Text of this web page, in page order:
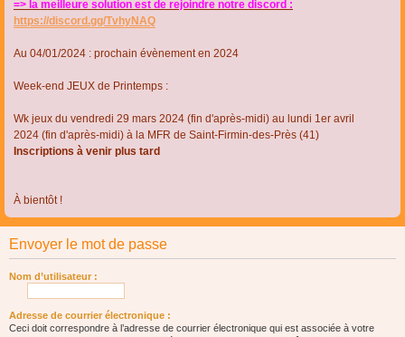
=> la meilleure solution est de rejoindre notre discord :
https://discord.gg/TvhyNAQ
Au 04/01/2024 : prochain évènement en 2024
Week-end JEUX de Printemps :
Wk jeux du vendredi 29 mars 2024 (fin d'après-midi) au lundi 1er avril
2024 (fin d'après-midi) à la MFR de Saint-Firmin-des-Près (41)
Inscriptions à venir plus tard
À bientôt !
Envoyer le mot de passe
Nom d’utilisateur :
Adresse de courrier électronique :
Ceci doit correspondre à l’adresse de courrier électronique qui est associée à votre